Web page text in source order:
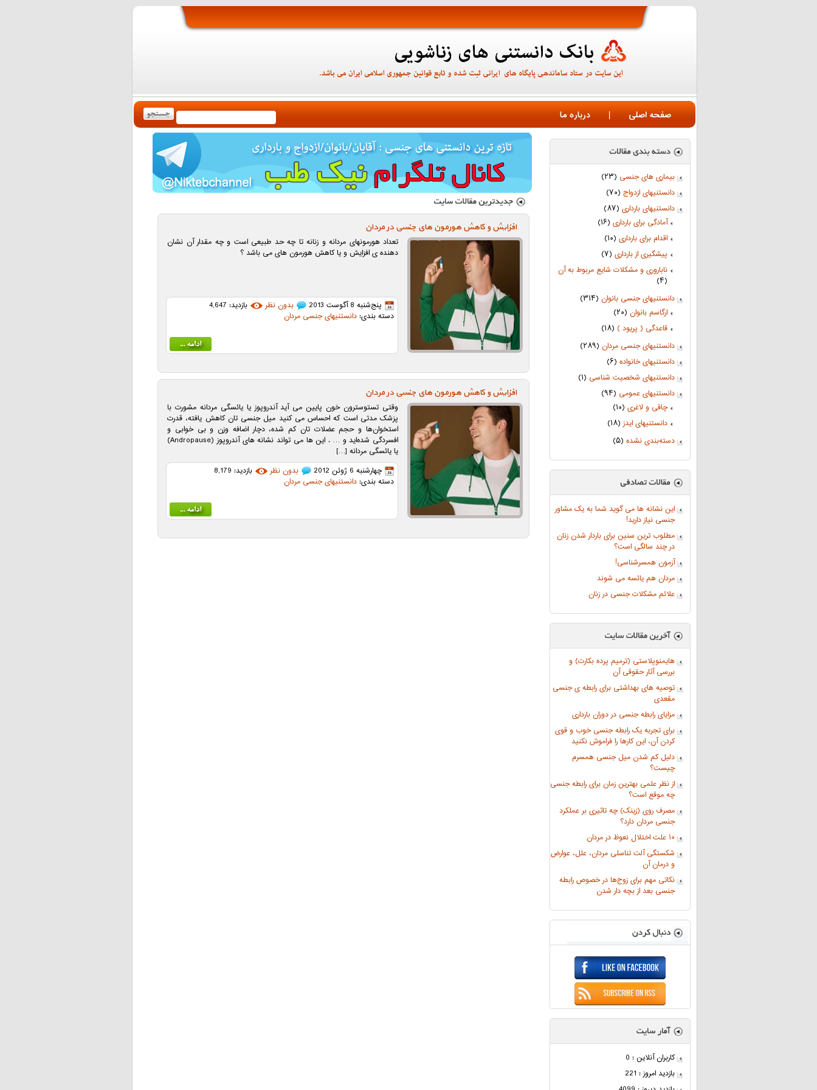
صفحه اصلی | درباره ما
بیماری های جنسی (۲۳)
دانستنیهای ازدواج (۷۰)
دانستنیهای بارداری (۸۷)
آمادگی برای بارداری (۱۶)
اقدام برای بارداری (۱۰)
پیشگیری از بارداری (۷)
ناباروری و مشکلات شایع مربوط به آن
(۴)
دانستنیهای جنسی بانوان (۳۱۴)
ارگاسم بانوان (۲۰)
قاعدگی ( پریود ) (۱۸)
دانستنیهای جنسی مردان (۲۸۹)
دانستنیهای خانواده (۶)
دانستنیهای شخصیت شناسی (۱)
دانستنیهای عمومی (۹۴)
چاقی و لاغری (۱۰)
دانستنیهای ایدز(۱۸)
دسته‌بندی نشده (۵)
این نشانه ها می گوید شما به یک مشاور
جنسی نیاز دارید!
مطلوب ترین سنین برای باردار شدن زنان
در چند سالگی است؟
آزمون همسرشناسی!
مردان هم یائسه می شوند
علائم مشکلات جنسی در زنان
هایمنوپلاستی (ترمیم پرده بکارت) و
بررسی آثار حقوقی آن
توصیه های بهداشتی برای رابطه ی جنسی
مقعدی
مزایای رابطه جنسی در دوران بارداری
برای تجربه یک رابطه جنسی خوب و قوی
کردن آن، این کارها را فراموش نکنید
دلیل کم شدن میل جنسی همسرم
چیست؟
از نظر علمی بهترین زمان برای رابطه جنسی
چه موقع است؟
مصرف روی (زینک) چه تاثیری بر عملکرد
جنسی مردان دارد؟
۱۰ علت اختلال نعوظ در مردان
شکستگی آلت تناسلی مردان، علل، عوارض
و درمان آن
نکاتی مهم برای زوج‌ها در خصوص رابطه
جنسی بعد از بچه دار شدن
کاربران آنلاین : 0
بازدید امروز : 221
افزایش و کاهش هورمون های جنسی در مردان
تعداد هورمونهای مردانه و زنانه تا چه حد طبیعی است و چه مقدار آن نشان
دهنده ی افزایش و یا کاهش هورمون های می باشد ؟
پنج‌شنبه 8 آگوست 2013 بدون نظر
بازدید: 4,647
دسته بندی:دانستنیهای جنسی مردان
افزایش و کاهش هورمون های جنسی در مردان
وقتی تستوسترون خون پایین می ‌آید آندروپوز یا یائسگی مردانه مشورت با
پزشک مدتی است که احساس می‌ کنید میل جنسی ‌تان کاهش یافته، قدرت
استخوان‌ها و حجم عضلات ‌‌تان کم شده، دچار اضافه وزن و بی‌ خوابی و
افسردگی شده‌اید و … . این ها می‌ تواند نشانه‌ های آندروپوز (Andropause)
یا یائسگی مردانه […]
چهارشنبه 6 ژوئن 2012
بدون نظر
بازدید: 8,179
دسته بندی:دانستنیهای جنسی مردان